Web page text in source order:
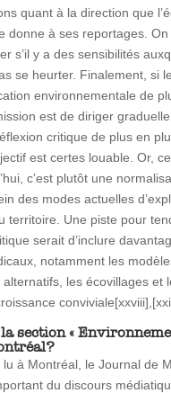
quant à la direction que
donne à ses reportages.
s’il y a des sensibilités
se heurter. Finalement, si
environnementale de
est de diriger
critique de plus en
est certes louable. Or, ce
c’est plutôt une
des modes actuelles
territoire. Une piste pour
serait d’inclure
notamment les
les écovillages et
section «
à Montréal, le Journal de
du discours